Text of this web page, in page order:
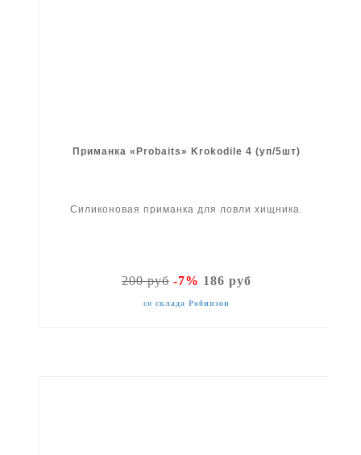
Приманка «Probaits» Krokodile 4 (уп/5шт)
Силиконовая приманка для ловли хищника.
200 руб-7% 186 руб
со склада Робинзон